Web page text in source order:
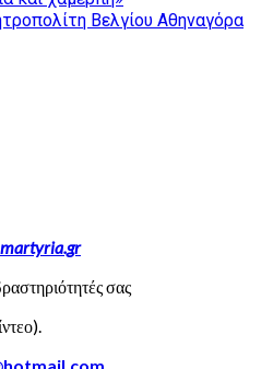
Βελγίου Αθηναγόρα
martyria.gr
σας